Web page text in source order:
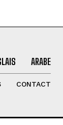
ARABE
CONTACT